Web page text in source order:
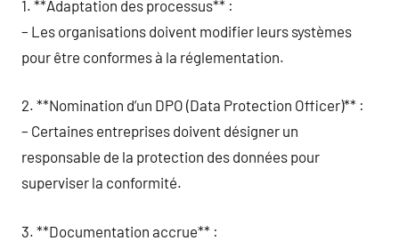
1. **Adaptation des processus** :
– Les organisations doivent modifier leurs systèmes
pour être conformes à la réglementation.
2. **Nomination d’un DPO (Data Protection Officer)** :
– Certaines entreprises doivent désigner un
responsable de la protection des données pour
superviser la conformité.
3. **Documentation accrue** :